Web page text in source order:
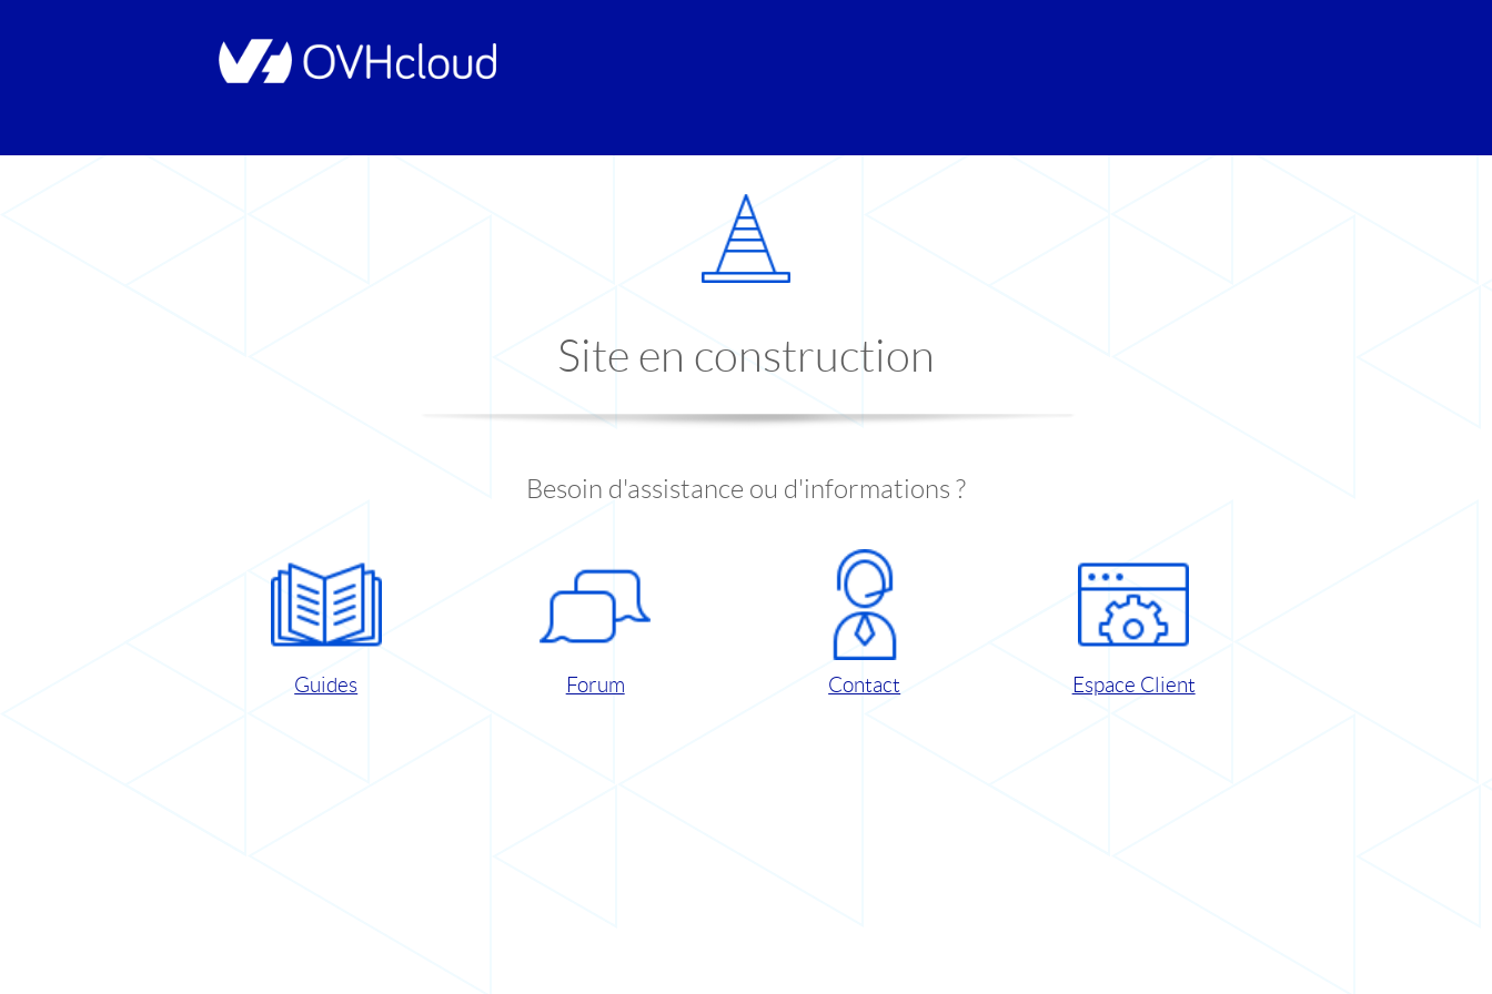
Site en construction
Besoin d'assistance ou d'informations ?
Guides Forum Contact Espace Client